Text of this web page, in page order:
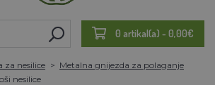
0 artikal(a) - 0,00€
za nesilice
Metalna gnijezda za polaganje
nesilice